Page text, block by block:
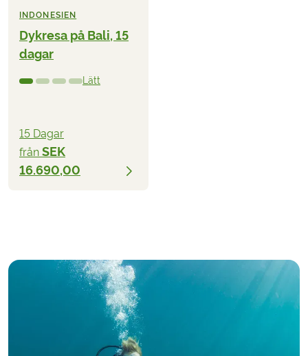
INDONESIEN
Dykresa på Bali, 15
dagar
Lätt
15 Dagar
från SEK
16.690,00